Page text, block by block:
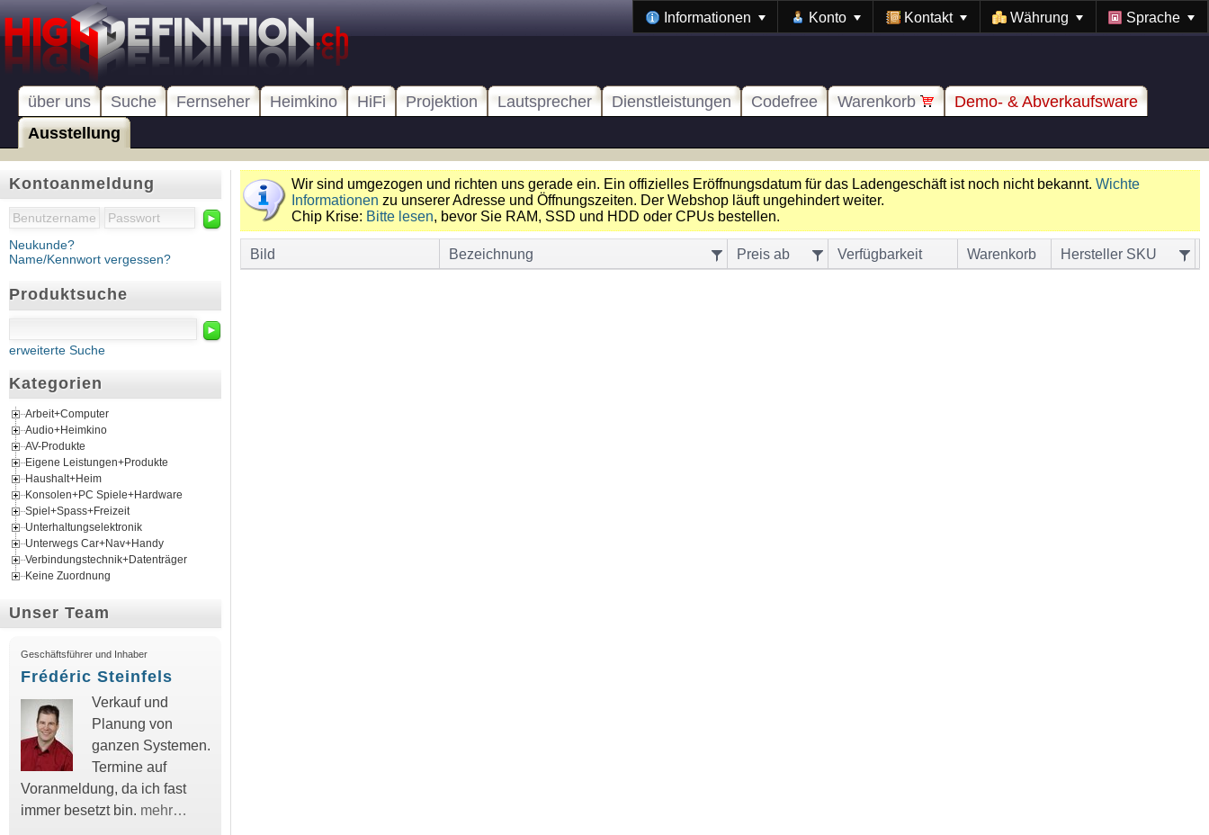
Informationen Konto Kontakt Währung Sprache
über uns Suche Fernseher Heimkino HiFi Projektion Lautsprecher Dienstleistungen Codefree Warenkorb
Demo- & Abverkaufsware
Ausstellung
Kontoanmeldung
►
Neukunde?
Name/Kennwort vergessen?
Produktsuche
►
erweiterte Suche
Kategorien
Arbeit+Computer
Audio+Heimkino
AV-Produkte
Eigene Leistungen+Produkte
Haushalt+Heim
Konsolen+PC Spiele+Hardware
Spiel+Spass+Freizeit
Unterhaltungselektronik
Unterwegs Car+Nav+Handy
Verbindungstechnik+Datenträger
Keine Zuordnung
Unser Team
Geschäftsführer und Inhaber
Frédéric Steinfels
Verkauf und
Planung von
ganzen Systemen.
Termine auf
Voranmeldung, da ich fast
immer besetzt bin. mehr…
Wir sind umgezogen und richten uns gerade ein. Ein offizielles Eröffnungsdatum für das Ladengeschäft ist noch nicht bekannt. Wichte
Informationen zu unserer Adresse und Öffnungszeiten. Der Webshop läuft ungehindert weiter.
Chip Krise: Bitte lesen, bevor Sie RAM, SSD und HDD oder CPUs bestellen.
Bild Bezeichnung Preis ab Verfügbarkeit Warenkorb Hersteller SKU